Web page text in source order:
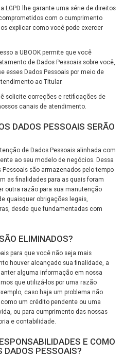
LGPD lhe garante uma série de direitos
com o cumprimento
explicar como você pode exercer
a UBOOK permite que você
de Dados Pessoais sobre você,
esses Dados Pessoais por meio de
ao Titular.
solicite correções e retificações de
canais de atendimento.
DADOS PESSOAIS SERÃO
de Dados Pessoais alinhada com
ao seu modelo de negócios. Dessa
são armazenados pelo tempo
as finalidades para as quais foram
outra razão para sua manutenção
quaisquer obrigações legais,
desde que fundamentadas com
ELIMINADOS?
para que você não seja mais
houver alcançado sua finalidade, a
alguma informação em nossa
que utilizá-los por uma razão
caso haja um problema não
um crédito pendente ou uma
ou para cumprimento das nossas
e contabilidade.
E COMO
DADOS PESSOAIS?